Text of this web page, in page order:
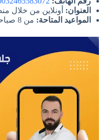
العنوان: أونلاين من خلال
المواعيد المتاحة: من 8 صباحاً – 6 مساءً